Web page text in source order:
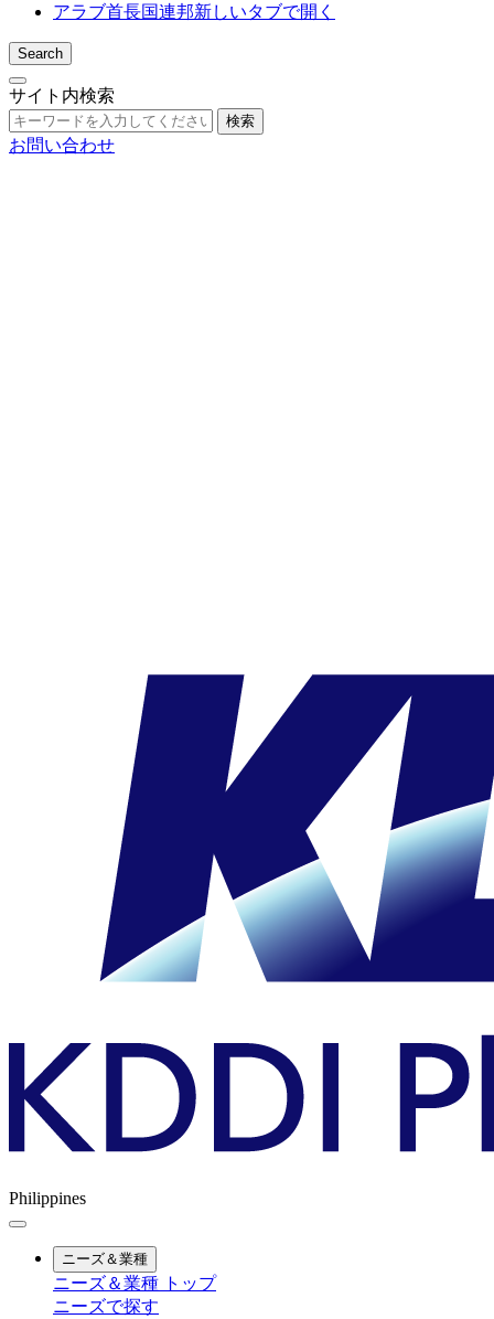
アラブ首長国連邦新しいタブで開く
Search
サイト内検索
検索
お問い合わせ
Philippines
ニーズ＆業種
ニーズ＆業種 トップ
ニーズで探す